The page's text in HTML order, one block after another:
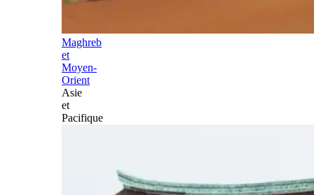
Maghreb
et
Moyen-
Orient
Asie
et
Pacifique